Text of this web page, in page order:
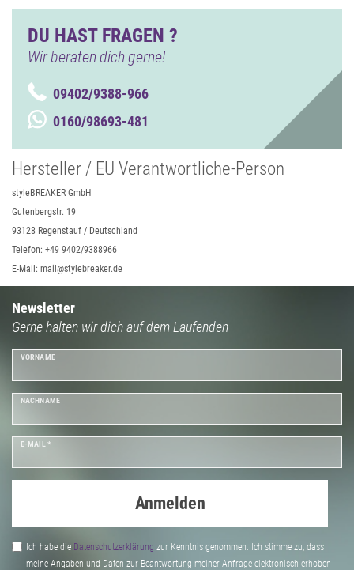
DU HAST FRAGEN ?
Wir beraten dich gerne!
09402/9388-966
0160/98693-481
Hersteller / EU Verantwortliche-Person
styleBREAKER GmbH
Gutenbergstr. 19
93128 Regenstauf / Deutschland
Telefon: +49 9402/9388966
E-Mail: mail@stylebreaker.de
Newsletter
Gerne halten wir dich auf dem Laufenden
VORNAME
NACHNAME
E-MAIL *
Anmelden
Ich habe die Daten­schutz­erklärung zur Kenntnis genommen. Ich stimme zu, dass
meine Angaben und Daten zur Beantwortung meiner Anfrage elektronisch erhoben